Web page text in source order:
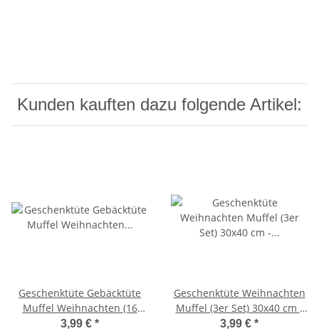
Kunden kauften dazu folgende Artikel:
Geschenktüte Gebäcktüte
Muffel Weihnachten (16
Stück) 14x24 cm, 2 Motive -
3,99 € *
Geschenktüte Weihnachten
Muffel (3er Set) 30x40 cm -
Weihnachtsgeschenk Tüte,
3,99 € *